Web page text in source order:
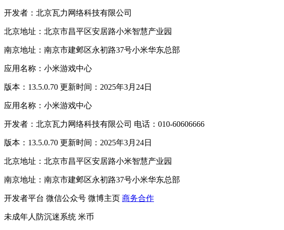
开发者：北京瓦力网络科技有限公司
北京地址：北京市昌平区安居路小米智慧产业园
南京地址：南京市建邺区永初路37号小米华东总部
应用名称：小米游戏中心
版本：13.5.0.70 更新时间：2025年3月24日
应用名称：小米游戏中心
开发者：北京瓦力网络科技有限公司 电话：010-60606666
版本：13.5.0.70 更新时间：2025年3月24日
北京地址：北京市昌平区安居路小米智慧产业园
南京地址：南京市建邺区永初路37号小米华东总部
开发者平台 微信公众号 微博主页 商务合作
未成年人防沉迷系统 米币